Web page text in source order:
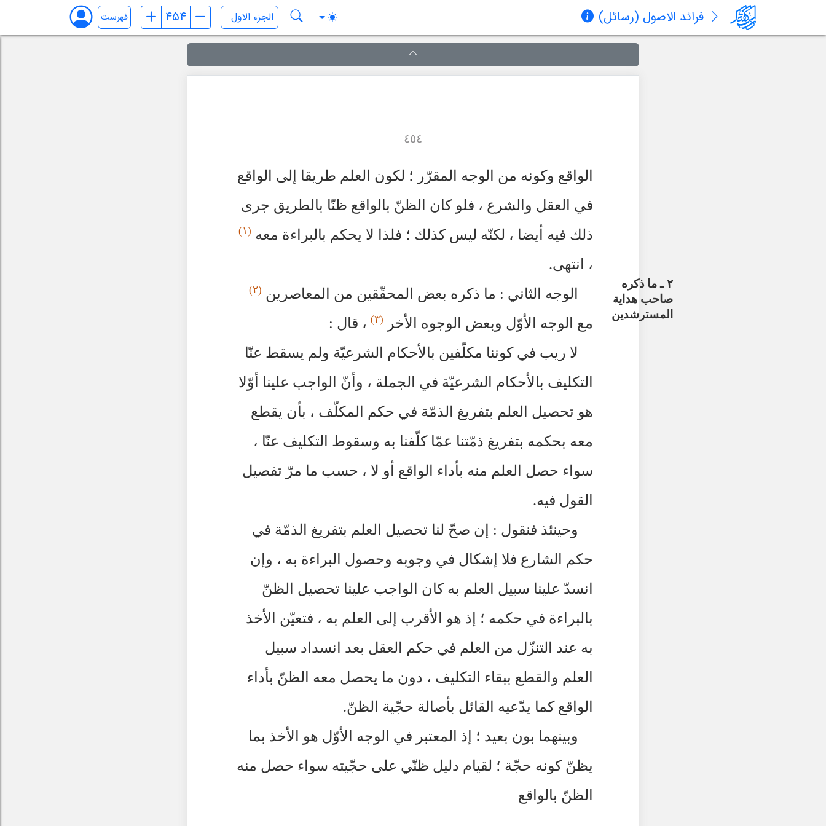
فرائد الاصول (رسائل) فهرست
٤٥٤
الواقع وكونه من الوجه المقرّر ؛ لكون العلم طريقا إلى الواقع
في العقل والشرع ، فلو كان الظنّ بالواقع ظنّا بالطريق جرى
ذلك فيه أيضا ، لكنّه ليس كذلك ؛ فلذا لا يحكم بالبراءة معه (١)
، انتهى.
٢ ـ ما ذكره
صاحب هداية
المسترشدين
الوجه الثاني : ما ذكره بعض المحقّقين من المعاصرين (٢)
مع الوجه الأوّل وبعض الوجوه الأخر (٣)
، قال :
لا ريب في كوننا مكلّفين بالأحكام الشرعيّة ولم يسقط عنّا
التكليف بالأحكام الشرعيّة في الجملة ، وأنّ الواجب علينا أوّلا
هو تحصيل العلم بتفريغ الذمّة في حكم المكلّف ، بأن يقطع
معه بحكمه بتفريغ ذمّتنا عمّا كلّفنا به وسقوط التكليف عنّا ،
سواء حصل العلم منه بأداء الواقع أو لا ، حسب ما مرّ تفصيل
القول فيه.
وحينئذ فنقول : إن صحّ لنا تحصيل العلم بتفريغ الذمّة في
حكم الشارع فلا إشكال في وجوبه وحصول البراءة به ، وإن
انسدّ علينا سبيل العلم به كان الواجب علينا تحصيل الظنّ
بالبراءة في حكمه ؛ إذ هو الأقرب إلى العلم به ، فتعيّن الأخذ
به عند التنزّل من العلم في حكم العقل بعد انسداد سبيل
العلم والقطع ببقاء التكليف ، دون ما يحصل معه الظنّ بأداء
الواقع كما يدّعيه القائل بأصالة حجّية الظنّ.
وبينهما بون بعيد ؛ إذ المعتبر في الوجه الأوّل هو الأخذ بما
يظنّ كونه حجّة ؛ لقيام دليل ظنّي على حجّيته سواء حصل منه
الظنّ بالواقع